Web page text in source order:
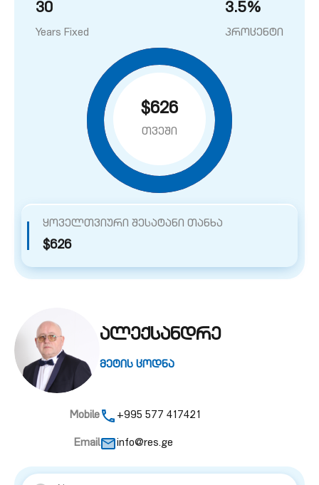
30
Years Fixed
3.5%
პროცენტი
$626
თვეში
ყოველთვიური შესატანი თანხა
$626
ალექსანდრე
მეტის ცოდნა
Mobile +995 577 417421
Email info@res.ge